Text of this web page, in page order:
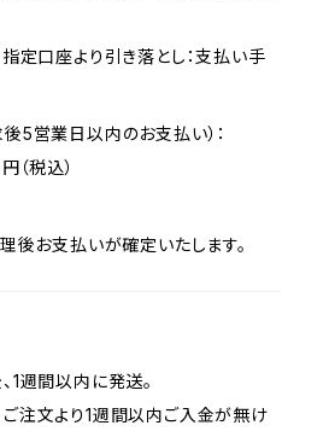
定口座より引き落とし：支払い手
5営業日以内のお支払い）：
（税込）
後お支払いが確定いたします。
1週間以内に発送。
ご注文より1週間以内ご入金が無け